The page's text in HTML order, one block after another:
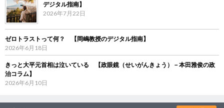
デジタル指南】
2026年7月22日
ゼロトラストって何？ 【岡嶋教授のデジタル指南】
2026年6月18日
きっと大平元首相は泣いている 【政眼鏡（せいがんきょう）－本田雅俊の政
治コラム】
2026年6月10日